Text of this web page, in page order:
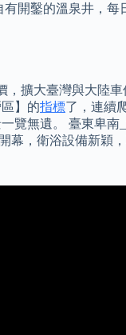
開鑿的溫泉井，
，擴大臺灣與大
】的指標了，連續
無遺。 臺東卑
，衛浴設備新